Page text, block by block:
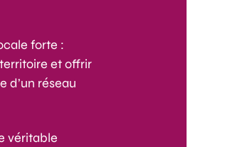
forte :
et offrir
d’un réseau
véritable